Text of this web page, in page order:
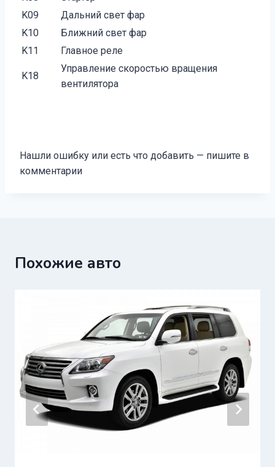
K09
Дальний свет фар
K10
Ближний свет фар
K11
Главное реле
K18
Управление скоростью вращения
вентилятора
Нашли ошибку или есть что добавить — пишите в
комментарии
Похожие авто